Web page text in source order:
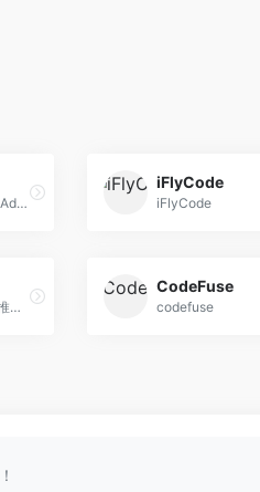
AI无代码工具将Figma、Adobe XD和Sketch设计转换成前端代码
iFlyCode
iFlyCode
知名在线编程IDE Replit推出的AI编程助手
CodeFuse
codefuse